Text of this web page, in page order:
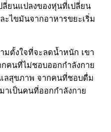
ลี่ยนแปลงของหุ่นที่เปลี่ยน
ะไขมันจากอาหารขยะเริ่ม
มตั้งใจที่จะลดน้ำหนัก เขา
กคนที่ไม่ชอบออกกำลังกาย
ลสุขภาพ จากคนที่ชอบดื่ม
าเป็นคนที่ออกกำลังกาย